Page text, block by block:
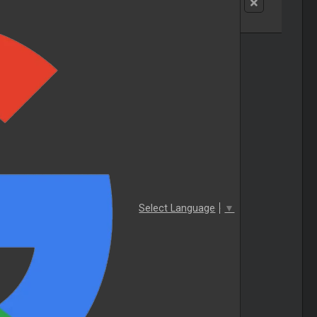
Select Language ▼